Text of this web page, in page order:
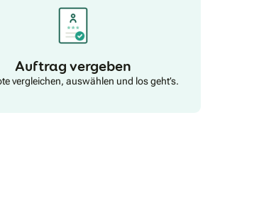
Auftrag vergeben
vergleichen, auswählen und los geht’s.